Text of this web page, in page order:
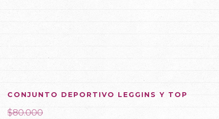
CONJUNTO DEPORTIVO LEGGINS Y TOP
$80.000